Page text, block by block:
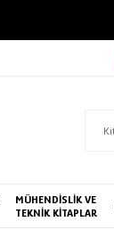
MÜHENDİSLİK VE
TEKNİK KİTAPLAR